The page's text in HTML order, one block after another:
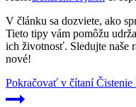
V článku sa dozviete, ako
Tieto tipy vám pomôžu
ich životnosť. Sledujte naše
nové!
Pokračovať v čítaníČistenie